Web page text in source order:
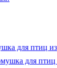
для птиц